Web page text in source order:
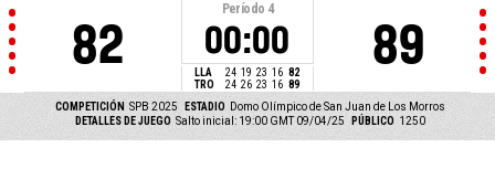
82
Período 4
00:00
LLA 24 19 23 16 82
TRO
24 26 23 16 89
89
COMPETICIÓN SPB 2025 ESTADIO
Domo Olímpico de San Juan de Los Morros
DETALLES DE JUEGO Salto inicial: 19:00 GMT 09/04/25 PÚBLICO 1250